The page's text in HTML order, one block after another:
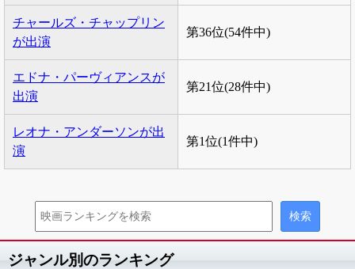
チャールズ・チャップリン
が出演
第36位(54件中)
エドナ・パーヴィアンスが
出演
第21位(28件中)
レオナ・アンダーソンが出
演
第1位(1件中)
ジャンル別のランキング